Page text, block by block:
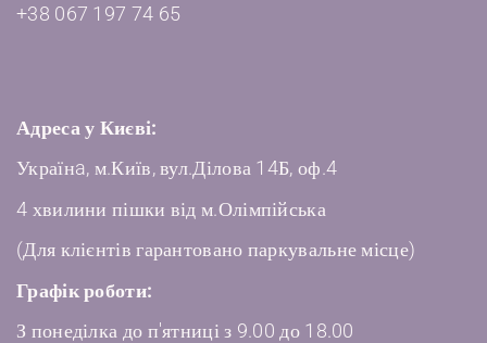
+38 067 197 74 65
Адреса у Києві:
Українa, м.Київ, вул.Ділова 14Б, оф.4
4 хвилини пішки від м.Олімпійська
(Для клієнтів гарантовано паркувальне місце)
Графік роботи:
З понеділка до п'ятниці з 9.00 до 18.00